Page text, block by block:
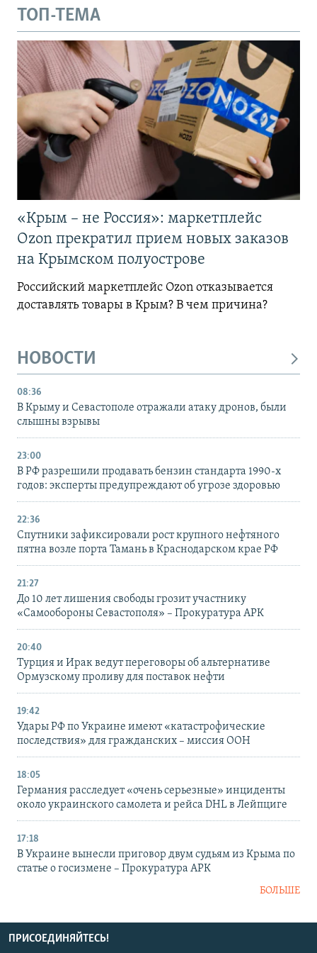
ТОП-ТЕМА
«Крым – не Россия»: маркетплейс
Ozon прекратил прием новых заказов
на Крымском полуострове
Российский маркетплейс Ozon отказывается
доставлять товары в Крым? В чем причина?
НОВОСТИ
08:36
В Крыму и Севастополе отражали атаку дронов, были
слышны взрывы
23:00
В РФ разрешили продавать бензин стандарта 1990-х
годов: эксперты предупреждают об угрозе здоровью
22:36
Спутники зафиксировали рост крупного нефтяного
пятна возле порта Тамань в Краснодарском крае РФ
21:27
До 10 лет лишения свободы грозит участнику
«Самообороны Севастополя» – Прокуратура АРК
20:40
Турция и Ирак ведут переговоры об альтернативе
Ормузскому проливу для поставок нефти
19:42
Удары РФ по Украине имеют «катастрофические
последствия» для гражданских – миссия ООН
18:05
Германия расследует «очень серьезные» инциденты
около украинского самолета и рейса DHL в Лейпциге
17:18
В Украине вынесли приговор двум судьям из Крыма по
статье о госизмене – Прокуратура АРК
БОЛЬШЕ
ПРИСОЕДИНЯЙТЕСЬ!